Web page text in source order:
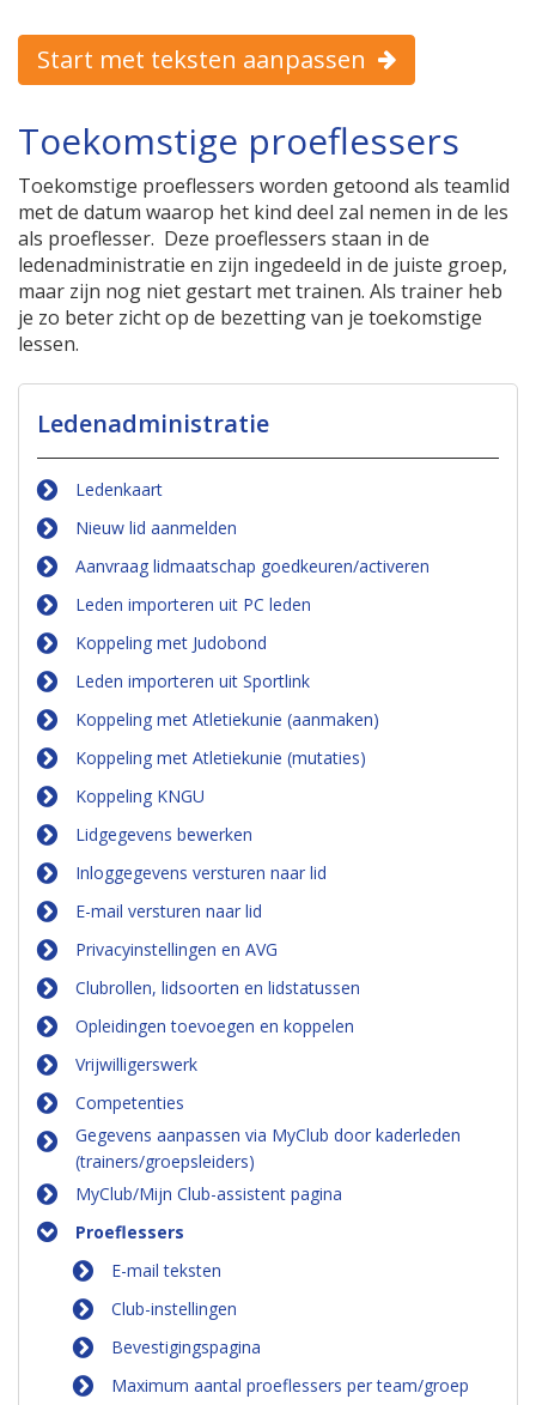
Start met teksten aanpassen
Toekomstige proeflessers
Toekomstige proeflessers worden getoond als teamlid
met de datum waarop het kind deel zal nemen in de les
als proeflesser. Deze proeflessers staan in de
ledenadministratie en zijn ingedeeld in de juiste groep,
maar zijn nog niet gestart met trainen. Als trainer heb
je zo beter zicht op de bezetting van je toekomstige
lessen.
Ledenadministratie
Ledenkaart
Nieuw lid aanmelden
Aanvraag lidmaatschap goedkeuren/activeren
Leden importeren uit PC leden
Koppeling met Judobond
Leden importeren uit Sportlink
Koppeling met Atletiekunie (aanmaken)
Koppeling met Atletiekunie (mutaties)
Koppeling KNGU
Lidgegevens bewerken
Inloggegevens versturen naar lid
E-mail versturen naar lid
Privacyinstellingen en AVG
Clubrollen, lidsoorten en lidstatussen
Opleidingen toevoegen en koppelen
Vrijwilligerswerk
Competenties
Gegevens aanpassen via MyClub door kaderleden
(trainers/groepsleiders)
MyClub/Mijn Club-assistent pagina
Proeflessers
E-mail teksten
Club-instellingen
Bevestigingspagina
Maximum aantal proeflessers per team/groep